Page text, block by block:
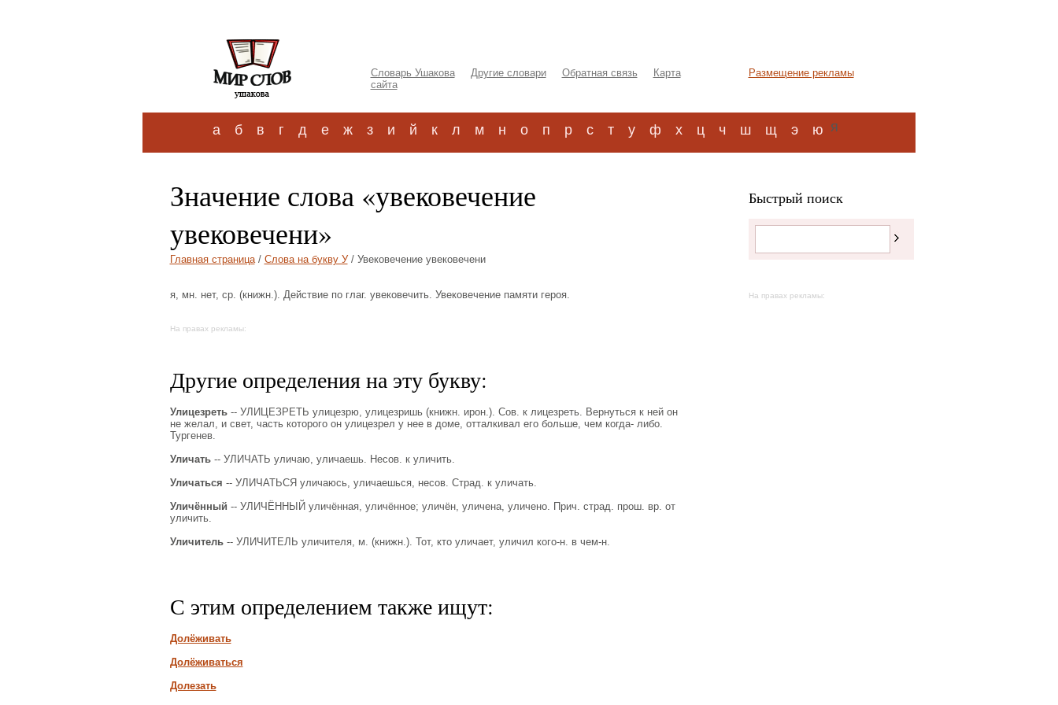
Словарь Ушакова Другие словари Обратная связь
Карта
сайта
Размещение рекламы
а б в г д е ж з и й к л м н о п р с т у ф х ц ч ш щ э ю я
Значение слова «увековечение
увековечени»
Главная страница/ Слова на букву У/ Увековечение увековечени
я, мн. нет, ср. (книжн.). Действие по глаг. увековечить. Увековечение памяти героя.
На правах рекламы:
Другие определения на эту букву:
Улицезреть-- УЛИЦЕЗРЕТЬ улицезрю, улицезришь (книжн. ирон.). Сов. к лицезреть. Вернуться к ней он
не желал, и свет, часть которого он улицезрел у нее в доме, отталкивал его больше, чем когда- либо.
Тургенев.
Уличать-- УЛИЧАТЬ уличаю, уличаешь. Несов. к уличить.
Уличаться -- УЛИЧАТЬСЯ уличаюсь, уличаешься, несов. Страд. к уличать.
Уличённый -- УЛИЧЁННЫЙ уличённая, уличённое; уличён, уличена, уличено. Прич. страд. прош. вр. от
уличить.
Уличитель-- УЛИЧИТЕЛЬ уличителя, м. (книжн.). Тот, кто уличает, уличил кого-н. в чем-н.
С этим определением также ищут:
Долёживать
Долёживаться
Долезать
Быстрый поиск
На правах рекламы: